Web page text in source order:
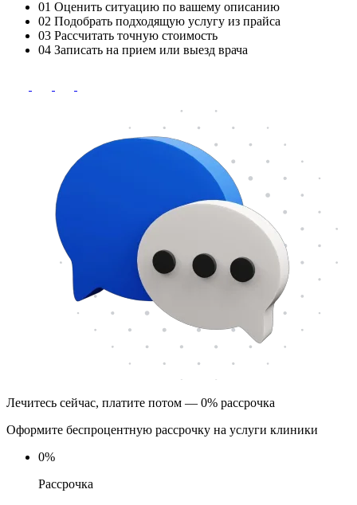
01 Оценить ситуацию по вашему описанию
02 Подобрать подходящую услугу из прайса
03 Рассчитать точную стоимость
04 Записать на прием или выезд врача
Лечитесь сейчас, платите потом — 0% рассрочка
Оформите беспроцентную рассрочку на услуги клиники
0%
Рассрочка